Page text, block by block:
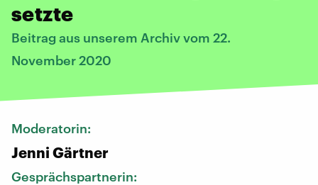
setzte
Beitrag aus unserem Archiv vom 22.
November 2020
Moderatorin:
Jenni Gärtner
Gesprächspartnerin: